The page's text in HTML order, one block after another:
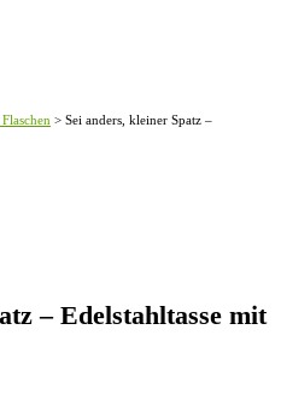
> Sei anders, kleiner Spatz –
– Edelstahltasse mit